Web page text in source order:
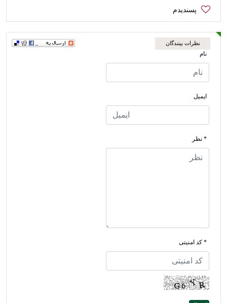
نظرات بینندگان
نام
ایمیل
* نظر
* کد امنیتی